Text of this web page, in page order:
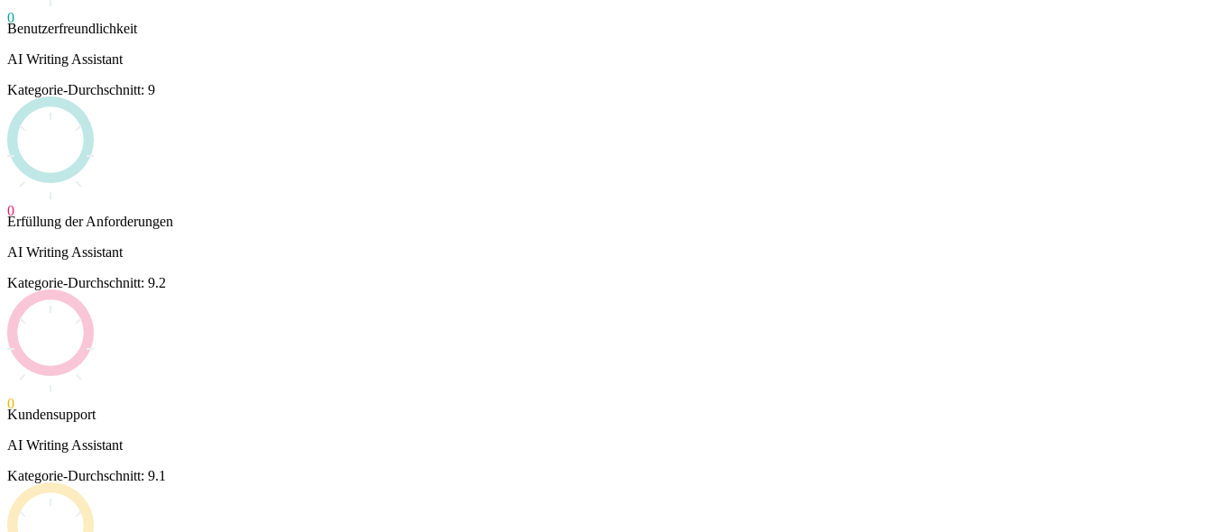
0
Benutzerfreundlichkeit
AI Writing Assistant
Kategorie-Durchschnitt: 9
0
Erfüllung der Anforderungen
AI Writing Assistant
Kategorie-Durchschnitt: 9.2
0
Kundensupport
AI Writing Assistant
Kategorie-Durchschnitt: 9.1